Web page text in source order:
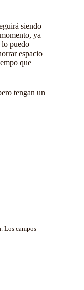
siendo
ya
puedo
espacio
que
tengan un
Los campos